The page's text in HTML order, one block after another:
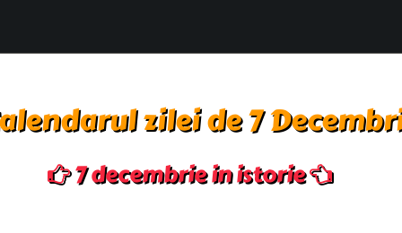
zilei de 7
7 decembrie in istorie